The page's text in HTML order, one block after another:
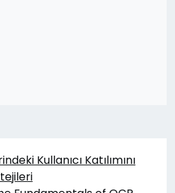
Kullanıcı Katılımını